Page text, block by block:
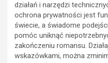
działań i narzędzi
ochrona prywatności jest
świecie, a świadome
pomóc uniknąć
zakończeniu romansu.
wskazówkami, można